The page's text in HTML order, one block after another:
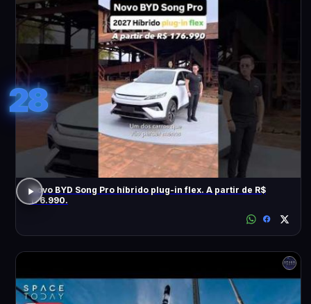
28
Novo BYD Song Pro híbrido plug-in flex. A partir de R$
176.990.